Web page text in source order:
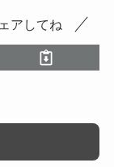
アしてね